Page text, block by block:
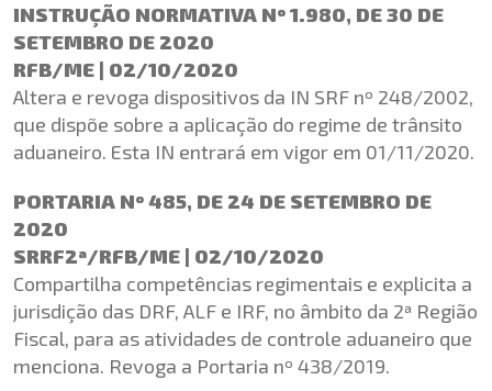
INSTRUÇÃO NORMATIVA Nº 1.980, DE 30 DE
SETEMBRO DE 2020
RFB/ME | 02/10/2020
Altera e revoga dispositivos da IN SRF nº 248/2002,
que dispõe sobre a aplicação do regime de trânsito
aduaneiro. Esta IN entrará em vigor em 01/11/2020.
PORTARIA Nº 485, DE 24 DE SETEMBRO DE
2020
SRRF2ª/RFB/ME | 02/10/2020
Compartilha competências regimentais e explicita a
jurisdição das DRF, ALF e IRF, no âmbito da 2ª Região
Fiscal, para as atividades de controle aduaneiro que
menciona. Revoga a Portaria nº 438/2019.